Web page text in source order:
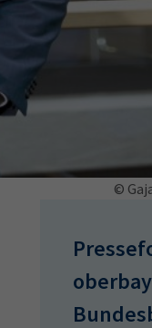
Berichtsheft
©